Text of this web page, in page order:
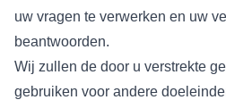
uw vragen te verwerken en uw
beantwoorden.
Wij zullen de door u verstrekte
gebruiken voor andere